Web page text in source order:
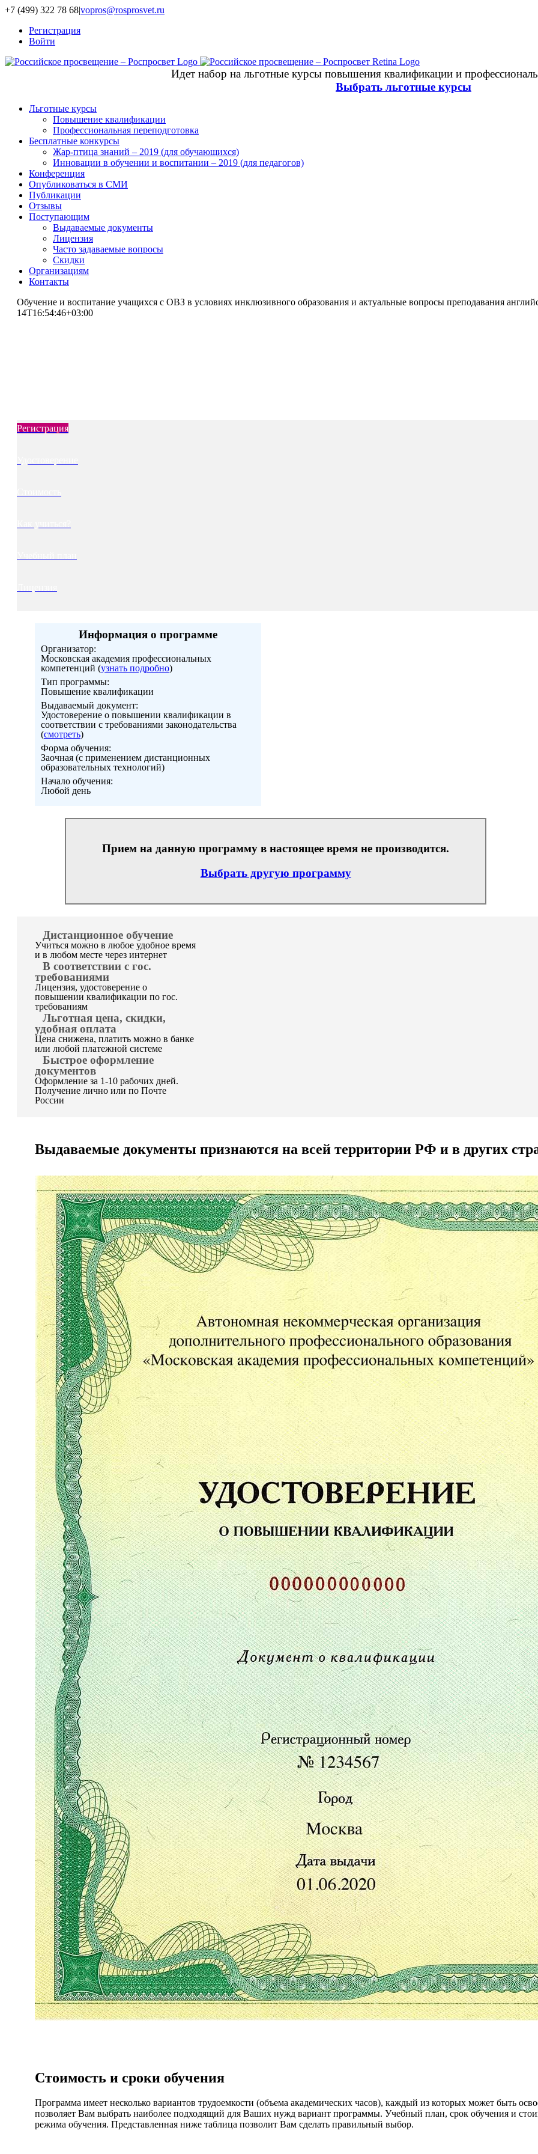
+7 (499) 322 78 68|vopros@rosprosvet.ru
Регистрация
Войти
Идет набор на льготные курсы повышения квалификации и
Выбрать льготные курсы
Льготные курсы
Повышение квалификации
Профессиональная переподготовка
Бесплатные конкурсы
Жар-птица знаний – 2019 (для обучающихся)
Инновации в обучении и воспитании – 2019 (для педагогов)
Конференция
Опубликоваться в СМИ
Публикации
Отзывы
Поступающим
Выдаваемые документы
Лицензия
Часто задаваемые вопросы
Скидки
Организациям
Контакты
Обучение и воспитание учащихся с ОВЗ в условиях инклюзивного образования и актуальные вопросы преподавания
14T16:54:46+03:00
Регистрация
Информация о программе
Организатор:
Московская академия профессиональных
компетенций (узнать подробно)
Тип программы:
Повышение квалификации
Выдаваемый документ:
Удостоверение о повышении квалификации в
соответствии с требованиями законодательства
(смотреть)
Форма обучения:
Заочная (с применением дистанционных
образовательных технологий)
Начало обучения:
Любой день
Прием на данную программу в настоящее время не производится.
Выбрать другую программу
Дистанционное обучение
Учиться можно в любое удобное время
и в любом месте через интернет
В соответствии с гос.
требованиями
Лицензия, удостоверение о
повышении квалификации по гос.
требованиям
Льготная цена, скидки,
удобная оплата
Цена снижена, платить можно в банке
или любой платежной системе
Быстрое оформление
документов
Оформление за 1-10 рабочих дней.
Получение лично или по Почте
России
Выдаваемые документы признаются на всей территории РФ и в других
Стоимость и сроки обучения
Программа имеет несколько вариантов трудоемкости (объема академических часов), каждый из которых может быть
позволяет Вам выбрать наиболее подходящий для Ваших нужд вариант программы. Учебный план, срок обучения и
режима обучения. Представленная ниже таблица позволит Вам сделать правильный выбор.